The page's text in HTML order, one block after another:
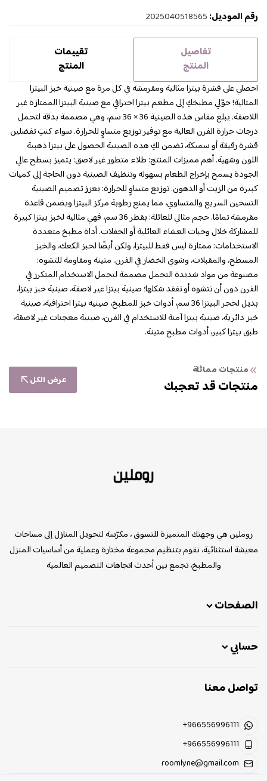
رقم الموديل: 2025040518565
تفاصيل
المنتج
تقييمات
المنتج
احصلي على قشرة بيتزا مثالية ومقرمشة في كل مرة مع صينية خبز البيتزا
المثالية! حوّلي مطبخكِ إلى مطعم بيتزا احترافي مع صينية البيتزا الممتازة غير
اللاصقة. يبلغ مقاس هذه الصينية 36 × 36 سم، وهي مصممة بدقة لتحمل
درجات حرارة الفرن العالية مع توفير توزيع متساوٍ للحرارة. سواء كنتِ تفضلين
قشرة رقيقة أو سميكة، تضمن لكِ هذه الصينية الحصول على بيتزا ذهبية
اللون وشهية. أهم مميزات المنتج: طلاء متطور غير لاصق: يتميز بسطح عالي
الجودة يسمح بإخراج الطعام بسهولة وتنظيف الصينية دون الحاجة إلى كميات
كبيرة من الزيت أو الدهون. توزيع متساوٍ للحرارة: يعزز تصميم الصينية
التسخين السريع والمتساوي، مما يمنع رطوبة مركز البيتزا ويضمن قاعدة
مقرمشة تمامًا. حجم مثالي للعائلة: بقطر 36 سم، فهي مثالية لخبز بيتزا كبيرة
للمشاركة خلال وجبات العشاء العائلية أو الحفلات. أداة مطبخ متعددة
الاستخدامات: ممتازة ليس فقط للبيتزا، ولكن أيضًا لخبز الكعك، والخبز
المسطح، والمقبلات، وشوي الخضار في الفرن. متينة ومقاومة للتشوه:
مصنوعة من مواد شديدة التحمل مصممة لتحمل الاستخدام المتكرر في
الفرن دون أن تتشوه أو تفقد شكلها؛ صينية بيتزا غير لاصقة، صينية خبز بيتزا،
بديل لحجر البيتزا 36 سم، أدوات خبز للمطبخ، صينية بيتزا احترافية، صينية
خبز دائرية، صينية بيتزا آمنة للاستخدام في الفرن، صينية معجنات غير لاصقة،
طبق بيتزا كبير، أدوات مطبخ متينة.
منتجات مماثلة
منتجات قد تعجبك عرض الكل
روملين هي وجهتك المتميزة للتسوق ، مكرّسة لتحويل المنازل إلى مساحات
معيشة استثنائية، نقوم بتنظيم مجموعة مختارة وعملية من أساسيات المنزل
والمطبخ، تجمع بين أحدث اتجاهات التصميم العالمية
الصفحات
حسابي
تواصل معنا
+966556996111
+966556996111
roomlyne@gmail.com